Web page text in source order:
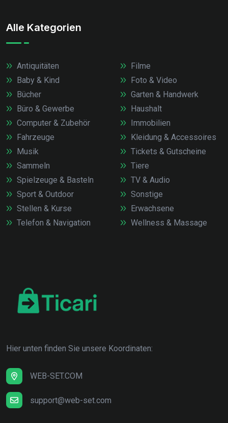
Alle Kategorien
Antiquitäten
Baby & Kind
Bücher
Büro & Gewerbe
Computer & Zubehör
Fahrzeuge
Filme
Foto & Video
Garten & Handwerk
Haushalt
Immobilien
Kleidung & Accessoires
Musik
Sammeln
Spielzeuge & Basteln
Sport & Outdoor
Stellen & Kurse
Telefon & Navigation
Tickets & Gutscheine
Tiere
TV & Audio
Sonstige
Erwachsene
Wellness & Massage
Hier unten finden Sie unsere Koordinaten:
WEB-SET.COM
support@web-set.com